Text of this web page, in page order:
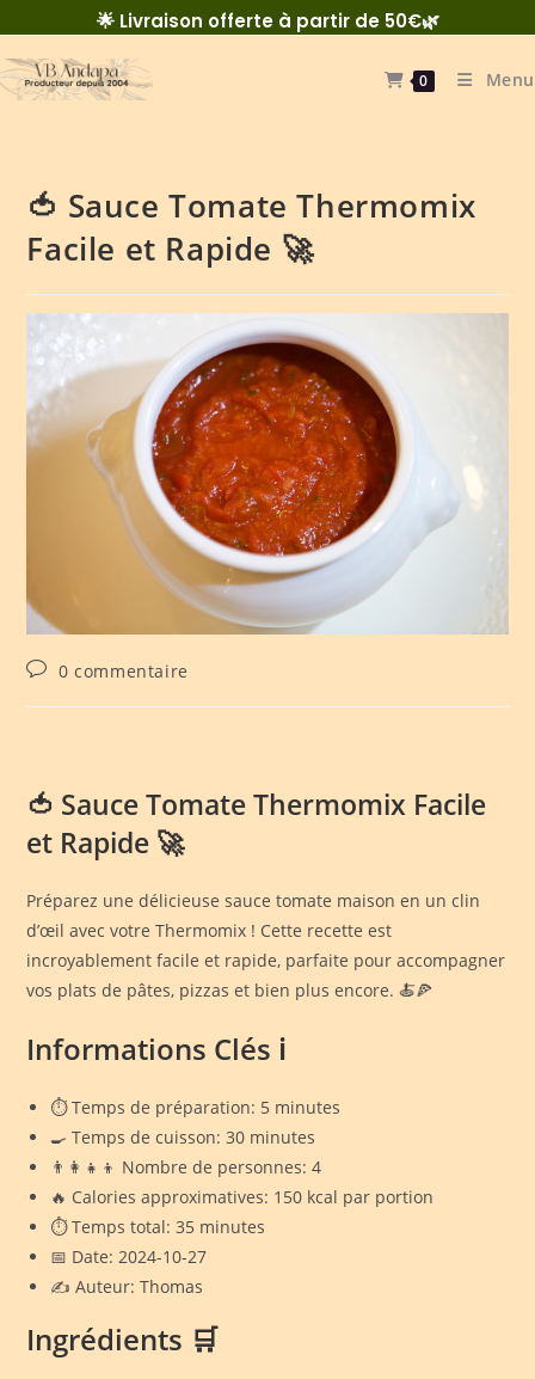
🌟 Livraison offerte à partir de 50€🌿
0 Menu
🍅 Sauce Tomate Thermomix
Facile et Rapide 🚀
0 commentaire
🍅 Sauce Tomate Thermomix Facile
et Rapide 🚀
Préparez une délicieuse sauce tomate maison en un clin
d’œil avec votre Thermomix ! Cette recette est
incroyablement facile et rapide, parfaite pour accompagner
vos plats de pâtes, pizzas et bien plus encore. 🍝🍕
Informations Clés ℹ️
⏱️ Temps de préparation: 5 minutes
🍳 Temps de cuisson: 30 minutes
👨‍👩‍👧‍👦 Nombre de personnes: 4
🔥 Calories approximatives: 150 kcal par portion
⏱️ Temps total: 35 minutes
📅 Date: 2024-10-27
✍️ Auteur: Thomas
Ingrédients 🛒